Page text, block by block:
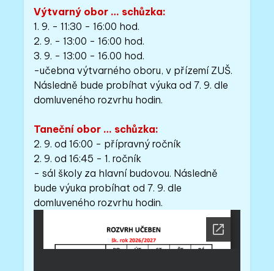
Výtvarný obor … schůzka:
1. 9. - 11:30 - 16:00 hod.
2. 9. - 13:00 - 16:00 hod.
3. 9. - 13:00 - 16.00 hod.
-učebna výtvarného oboru, v přízemí ZUŠ.
Následně bude probíhat výuka od 7. 9. dle
domluveného rozvrhu hodin.
Taneční obor … schůzka:
2. 9. od 16:00 - přípravný ročník
2. 9. od 16:45 - 1. ročník
- sál školy za hlavní budovou. Následně
bude výuka probíhat od 7. 9. dle
domluveného rozvrhu hodin.